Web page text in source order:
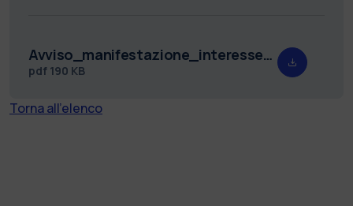
Avviso_manifestazione_interesse_Servizio_di_composizione_grafica_2024.pdf
pdf 190 KB
Torna all'elenco